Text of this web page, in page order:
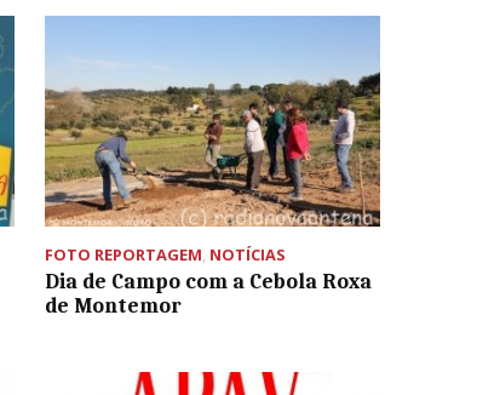
FOTO REPORTAGEM, NOTÍCIAS
Dia de Campo com a Cebola Roxa
de Montemor